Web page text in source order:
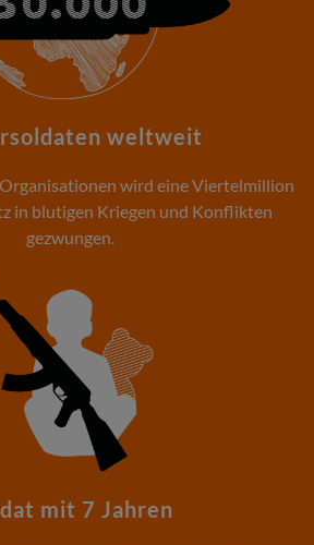
weltweit
wird eine Viertelmillion
in blutigen Kriegen und Konflikten
gezwungen.
mit 7 Jahren